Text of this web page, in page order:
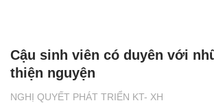
NGHỊ QUYẾT PHÁT TRIỂN KT- XH
Cậu sinh viên có duyên với
thiện nguyện